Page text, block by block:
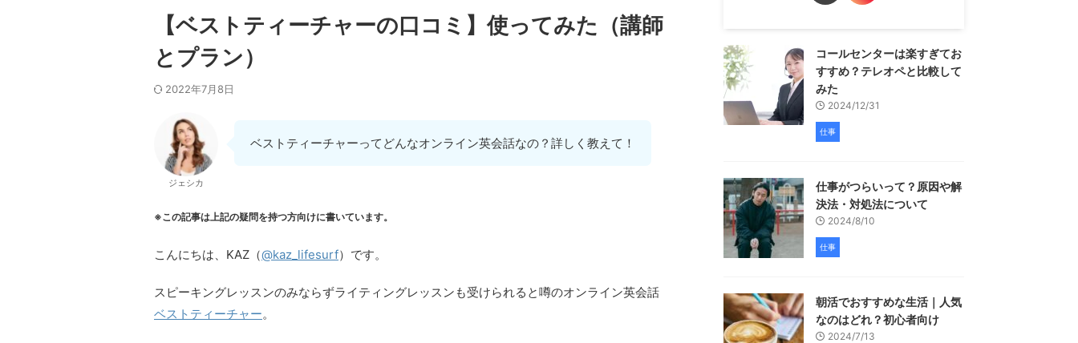
【ベストティーチャーの口コミ】使ってみた（講師
とプラン）
2022年7月8日
ジェシカ
ベストティーチャーってどんなオンライン英会話なの？詳しく教えて！
※この記事は上記の疑問を持つ方向けに書いています。
こんにちは、KAZ（@kaz_lifesurf）です。
スピーキングレッスンのみならずライティングレッスンも受けられると噂のオンライン英会話
ベストティーチャー。
コールセンターは楽すぎてお
すすめ？テレオペと比較して
みた
2024/12/31
仕事
仕事がつらいって？原因や解
決法・対処法について
2024/8/10
仕事
朝活でおすすめな生活｜人気
なのはどれ？初心者向け
2024/7/13